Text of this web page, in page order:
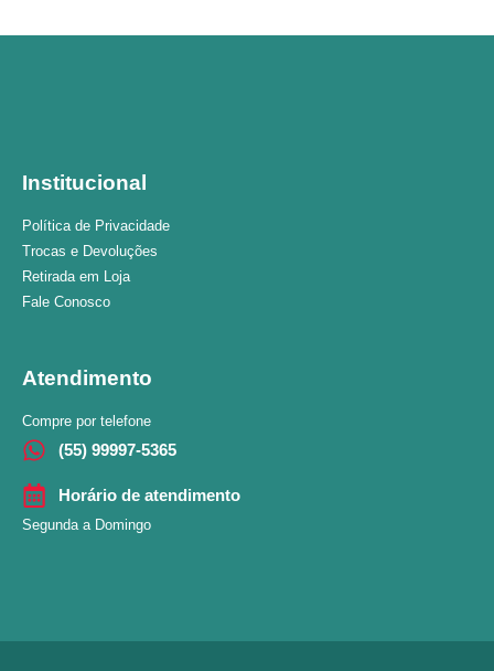
Institucional
Política de Privacidade
Trocas e Devoluções
Retirada em Loja
Fale Conosco
Atendimento
Compre por telefone
(55) 99997-5365
Horário de atendimento
Segunda a Domingo